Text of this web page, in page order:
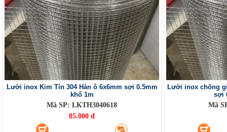
Lưới inox Kim Tín 304 Hàn ô 6x6mm sợi 0.5mm
khổ 1m
Mã SP: LKTH3040618
85.000 đ
Lưới inox chống
sợi
Mã